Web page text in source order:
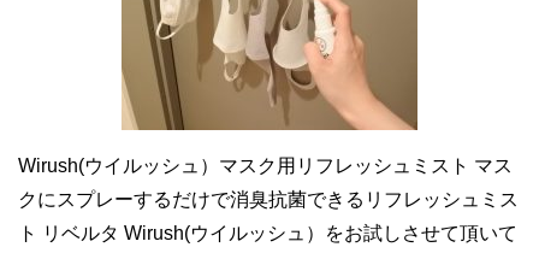
Wirush(ウイルッシュ）マスク用リフレッシュミスト マス
クにスプレーするだけで消臭抗菌できるリフレッシュミス
ト リベルタ Wirush(ウイルッシュ）をお試しさせて頂いて